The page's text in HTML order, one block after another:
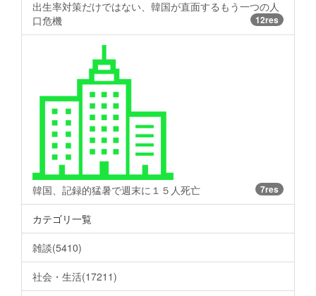
出生率対策だけではない、韓国が直面するもう一つの人
口危機
12res
韓国、記録的猛暑で週末に１５人死亡 7res
カテゴリ一覧
雑談(5410)
社会・生活(17211)